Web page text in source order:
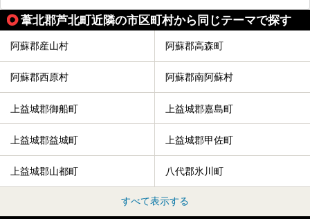
葦北郡芦北町近隣の市区町村から同じテーマで探す
阿蘇郡産山村 阿蘇郡高森町
阿蘇郡西原村 阿蘇郡南阿蘇村
上益城郡御船町 上益城郡嘉島町
上益城郡益城町 上益城郡甲佐町
上益城郡山都町 八代郡氷川町
すべて表示する